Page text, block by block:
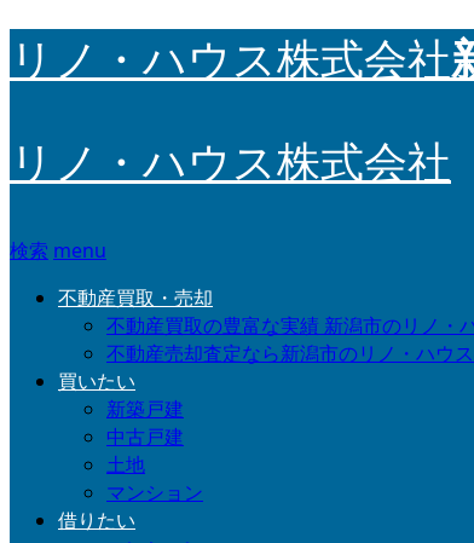
リノ・ハウス株式会社
リノ・ハウス株式会社
検索 menu
不動産買取・売却
不動産買取の豊富な実績 新潟市のリノ・
不動産売却査定なら新潟市のリノ・ハウ
買いたい
新築戸建
中古戸建
土地
マンション
借りたい